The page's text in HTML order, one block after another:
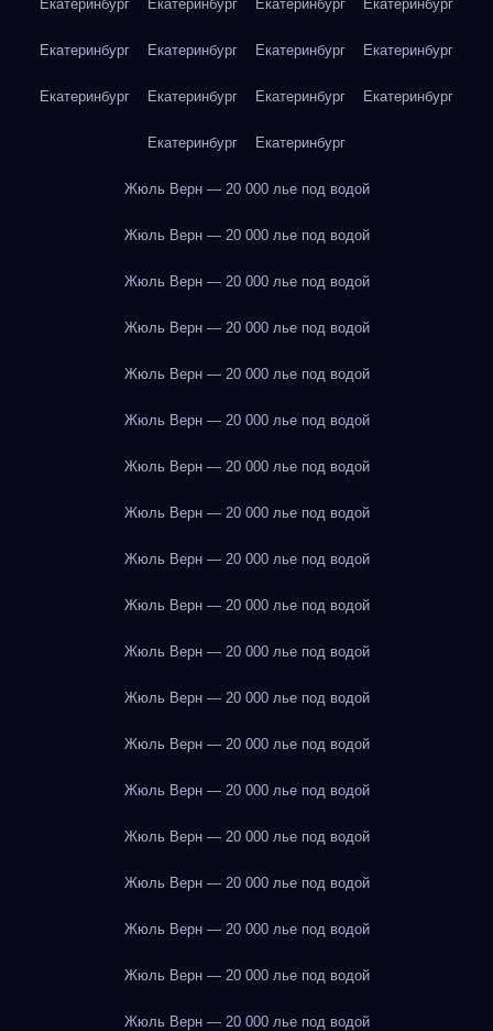
Екатеринбург Екатеринбург Екатеринбург Екатеринбург
Екатеринбург Екатеринбург Екатеринбург Екатеринбург
Екатеринбург Екатеринбург Екатеринбург Екатеринбург
Екатеринбург Екатеринбург
Жюль Верн — 20 000 лье под водой
Жюль Верн — 20 000 лье под водой
Жюль Верн — 20 000 лье под водой
Жюль Верн — 20 000 лье под водой
Жюль Верн — 20 000 лье под водой
Жюль Верн — 20 000 лье под водой
Жюль Верн — 20 000 лье под водой
Жюль Верн — 20 000 лье под водой
Жюль Верн — 20 000 лье под водой
Жюль Верн — 20 000 лье под водой
Жюль Верн — 20 000 лье под водой
Жюль Верн — 20 000 лье под водой
Жюль Верн — 20 000 лье под водой
Жюль Верн — 20 000 лье под водой
Жюль Верн — 20 000 лье под водой
Жюль Верн — 20 000 лье под водой
Жюль Верн — 20 000 лье под водой
Жюль Верн — 20 000 лье под водой
Жюль Верн — 20 000 лье под водой